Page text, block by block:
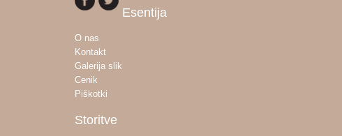
Esentija
O nas
Kontakt
Galerija slik
Cenik
Piškotki
Storitve